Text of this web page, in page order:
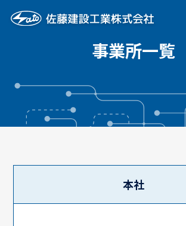
事業所一覧
本社